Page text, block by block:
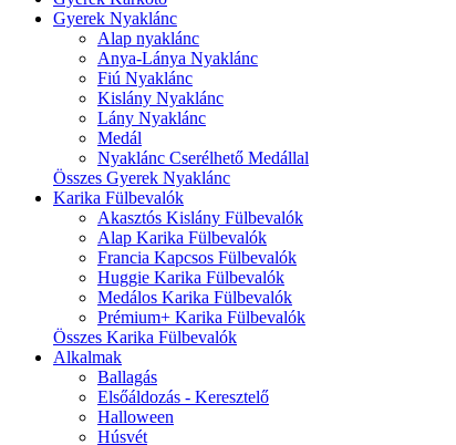
Gyerek Nyaklánc
Alap nyaklánc
Anya-Lánya Nyaklánc
Fiú Nyaklánc
Kislány Nyaklánc
Lány Nyaklánc
Medál
Nyaklánc Cserélhető Medállal
Összes Gyerek Nyaklánc
Karika Fülbevalók
Akasztós Kislány Fülbevalók
Alap Karika Fülbevalók
Francia Kapcsos Fülbevalók
Huggie Karika Fülbevalók
Medálos Karika Fülbevalók
Prémium+ Karika Fülbevalók
Összes Karika Fülbevalók
Alkalmak
Ballagás
Elsőáldozás - Keresztelő
Halloween
Húsvét